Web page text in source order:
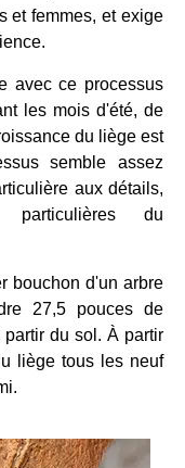
et femmes, et exige
avec ce processus
les mois d'été, de
du liège est
semble assez
aux détails,
du
bouchon d'un arbre
27,5 pouces de
du sol. À partir
liège tous les neuf